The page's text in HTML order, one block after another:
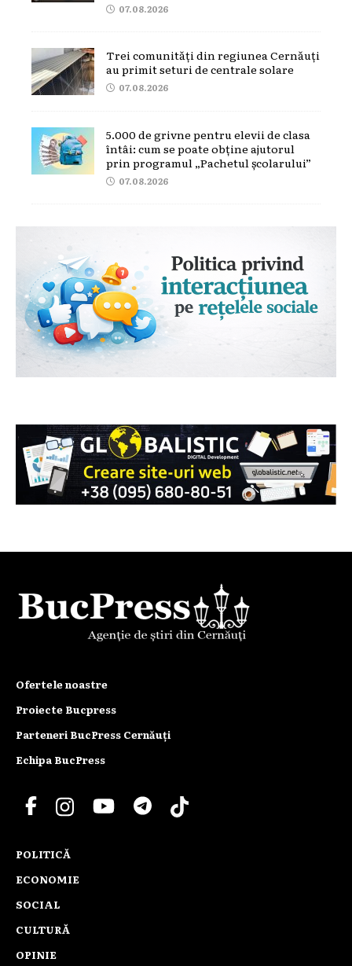
07.08.2026
Trei comunități din regiunea Cernăuți
au primit seturi de centrale solare
07.08.2026
5.000 de grivne pentru elevii de clasa
întâi: cum se poate obține ajutorul
prin programul „Pachetul școlarului”
07.08.2026
Ofertele noastre
Proiecte Bucpress
Parteneri BucPress Cernăuți
Echipa BucPress
POLITICĂ
ECONOMIE
SOCIAL
CULTURĂ
OPINIE